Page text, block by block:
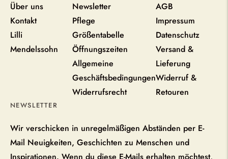
Über uns
Kontakt
Lilli
Mendelssohn
Newsletter
Pflege
Größentabelle
Öffnungszeiten
Allgemeine
Geschäftsbedingungen
Widerrufsrecht
AGB
Impressum
Datenschutz
Versand &
Lieferung
Widerruf &
Retouren
NEWSLETTER
Wir verschicken in unregelmäßigen Abständen per E-
Mail Neuigkeiten, Geschichten zu Menschen und